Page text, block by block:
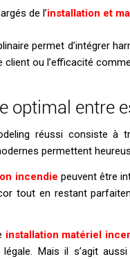
de l’installation et
permet d’intégrer
client ou l’efficacité
optimal entre
réussi consiste à
permettent
incendie peuvent être
tout en restant
installation matériel
Mais il s’agit